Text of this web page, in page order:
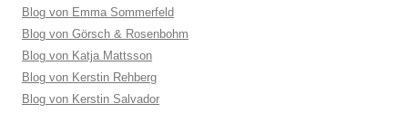
Blog von Emma Sommerfeld
Blog von Görsch & Rosenbohm
Blog von Katja Mattsson
Blog von Kerstin Rehberg
Blog von Kerstin Salvador